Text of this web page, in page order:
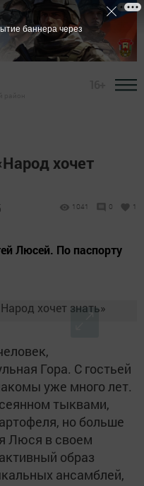
хочет
1041 0 1
Люсей. По паспорту
Гора. С гостьей
уже много лет.
тыквами,
но больше
Люся в своем
образ
ансамблей,
баннера через